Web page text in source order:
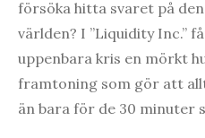
försöka hitta svaret på
världen? I ”Liquidity Inc.”
uppenbara kris en mörkt
framtoning som gör att
än bara för de 30 minuter